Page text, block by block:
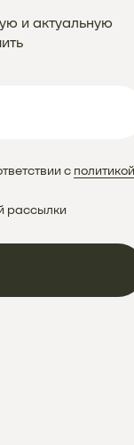
и актуальную
с политикой
рассылки